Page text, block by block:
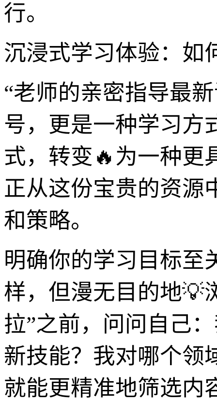
行。
沉浸式学习体验：如
“老师的亲密指导最
号，更是一种学习方
式，转变🔥为一种更
正从这份宝贵的资源
和策略。
明确你的学习目标至
样，但漫无目的地💡
拉”之前，问问自己
新技能？我对哪个领
就能更精准地筛选内